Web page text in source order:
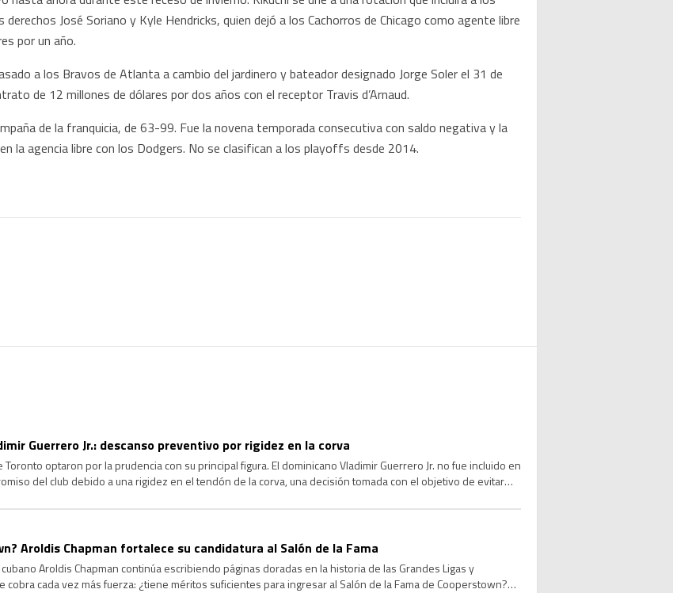
José Soriano y Kyle Hendricks, quien dejó a los Cachorros de Chicago como agente libre
por un año.
a los Bravos de Atlanta a cambio del jardinero y bateador designado Jorge Soler el 31 de
de 12 millones de dólares por dos años con el receptor Travis d’Arnaud.
de la franquicia, de 63-99. Fue la novena temporada consecutiva con saldo negativa y la
la agencia libre con los Dodgers. No se clasifican a los playoffs desde 2014.
Guerrero Jr.: descanso preventivo por rigidez en la corva
Toronto optaron por la prudencia con su principal figura. El dominicano Vladimir Guerrero Jr. no fue incluido en
del club debido a una rigidez en el tendón de la corva, una decisión tomada con el objetivo de evitar
Aroldis Chapman fortalece su candidatura al Salón de la Fama
Aroldis Chapman continúa escribiendo páginas doradas en la historia de las Grandes Ligas y
cobra cada vez más fuerza: ¿tiene méritos suficientes para ingresar al Salón de la Fama de Cooperstown?